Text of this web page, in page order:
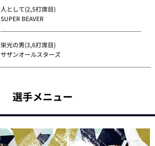
人として(2,5打席目)
SUPER BEAVER
栄光の男(3,6打席目)
サザンオールスターズ
選手メニュー